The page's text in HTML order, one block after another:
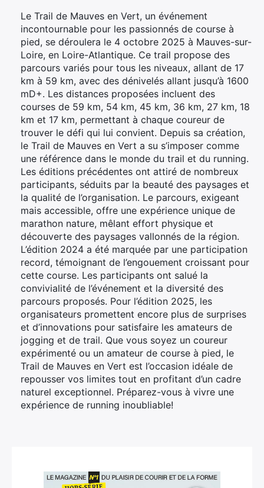
Le Trail de Mauves en Vert, un événement
incontournable pour les passionnés de course à
pied, se déroulera le 4 octobre 2025 à Mauves-sur-
Loire, en Loire-Atlantique. Ce trail propose des
parcours variés pour tous les niveaux, allant de 17
km à 59 km, avec des dénivelés allant jusqu’à 1600
mD+. Les distances proposées incluent des
courses de 59 km, 54 km, 45 km, 36 km, 27 km, 18
km et 17 km, permettant à chaque coureur de
trouver le défi qui lui convient. Depuis sa création,
le Trail de Mauves en Vert a su s’imposer comme
une référence dans le monde du trail et du running.
Les éditions précédentes ont attiré de nombreux
participants, séduits par la beauté des paysages et
la qualité de l’organisation. Le parcours, exigeant
mais accessible, offre une expérience unique de
marathon nature, mêlant effort physique et
découverte des paysages vallonnés de la région.
L’édition 2024 a été marquée par une participation
record, témoignant de l’engouement croissant pour
cette course. Les participants ont salué la
convivialité de l’événement et la diversité des
parcours proposés. Pour l’édition 2025, les
organisateurs promettent encore plus de surprises
et d’innovations pour satisfaire les amateurs de
jogging et de trail. Que vous soyez un coureur
expérimenté ou un amateur de course à pied, le
Trail de Mauves en Vert est l’occasion idéale de
repousser vos limites tout en profitant d’un cadre
naturel exceptionnel. Préparez-vous à vivre une
expérience de running inoubliable!